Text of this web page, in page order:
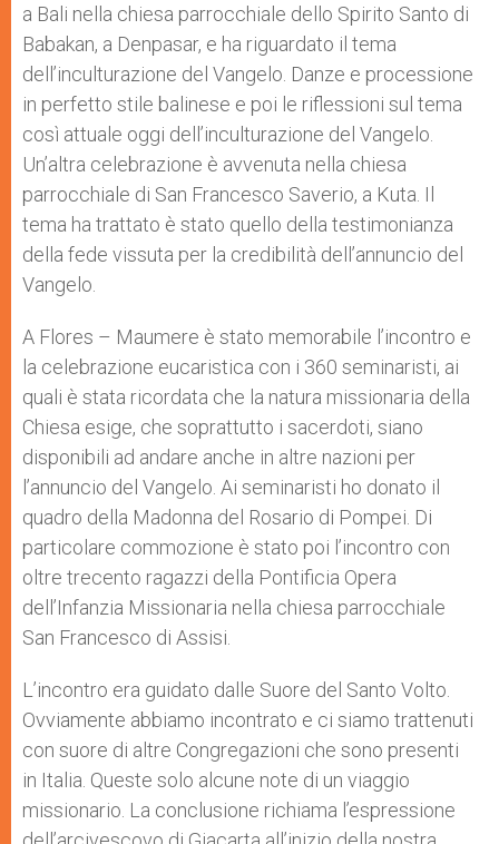
a Bali nella chiesa parrocchiale dello Spirito Santo di
Babakan, a Denpasar, e ha riguardato il tema
dell’inculturazione del Vangelo. Danze e processione
in perfetto stile balinese e poi le riflessioni sul tema
così attuale oggi dell’inculturazione del Vangelo.
Un’altra celebrazione è avvenuta nella chiesa
parrocchiale di San Francesco Saverio, a Kuta. Il
tema ha trattato è stato quello della testimonianza
della fede vissuta per la credibilità dell’annuncio del
Vangelo.
A Flores – Maumere è stato memorabile l’incontro e
la celebrazione eucaristica con i 360 seminaristi, ai
quali è stata ricordata che la natura missionaria della
Chiesa esige, che soprattutto i sacerdoti, siano
disponibili ad andare anche in altre nazioni per
l’annuncio del Vangelo. Ai seminaristi ho donato il
quadro della Madonna del Rosario di Pompei. Di
particolare commozione è stato poi l’incontro con
oltre trecento ragazzi della Pontificia Opera
dell’Infanzia Missionaria nella chiesa parrocchiale
San Francesco di Assisi.
L’incontro era guidato dalle Suore del Santo Volto.
Ovviamente abbiamo incontrato e ci siamo trattenuti
con suore di altre Congregazioni che sono presenti
in Italia. Queste solo alcune note di un viaggio
missionario. La conclusione richiama l’espressione